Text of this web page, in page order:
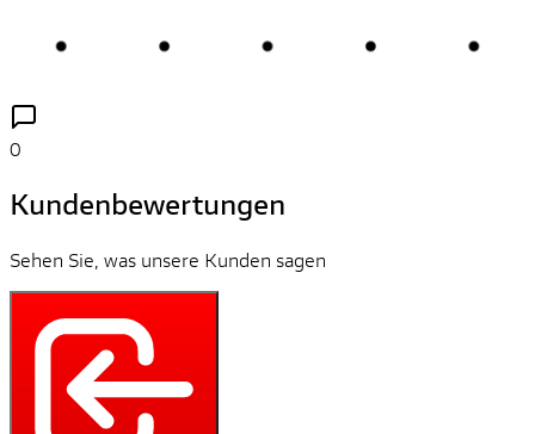
0
Kundenbewertungen
Sehen Sie, was unsere Kunden sagen